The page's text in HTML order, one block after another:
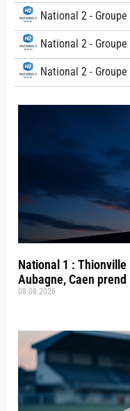
National 2 - Groupe
National 2 - Groupe
National 2 - Groupe
National 1 : Thionville
Aubagne, Caen prend
08.08.2026